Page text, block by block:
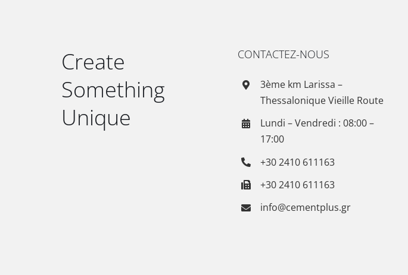
Create
Something
Unique
CONTACTEZ-NOUS
3ème km Larissa –
Thessalonique Vieille Route
Lundi – Vendredi : 08:00 –
17:00
+30 2410 611163
+30 2410 611163
info@cementplus.gr